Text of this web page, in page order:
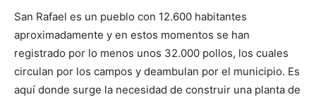
San Rafael es un pueblo con 12.600 habitantes
aproximadamente y en estos momentos se han
registrado por lo menos unos 32.000 pollos, los cuales
circulan por los campos y deambulan por el municipio. Es
aquí donde surge la necesidad de construir una planta de